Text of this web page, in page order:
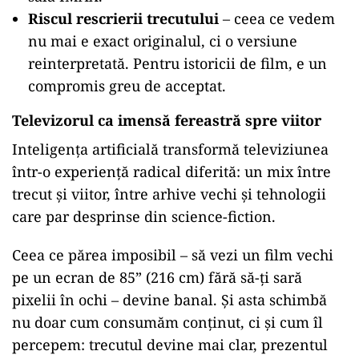
Riscul rescrierii trecutului – ceea ce vedem
nu mai e exact originalul, ci o versiune
reinterpretată. Pentru istoricii de film, e un
compromis greu de acceptat.
Televizorul ca imensă fereastră spre viitor
Inteligența artificială transformă televiziunea
într-o experiență radical diferită: un mix între
trecut și viitor, între arhive vechi și tehnologii
care par desprinse din science-fiction.
Ceea ce părea imposibil – să vezi un film vechi
pe un ecran de 85” (216 cm) fără să-ți sară
pixelii în ochi – devine banal. Și asta schimbă
nu doar cum consumăm conținut, ci și cum îl
percepem: trecutul devine mai clar, prezentul